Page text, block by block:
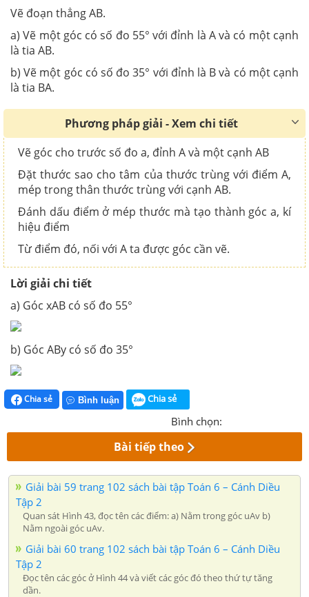
Vẽ đoạn thẳng AB.
a) Vẽ một góc có số đo 55° với đỉnh là A và có một cạnh
là tia AB.
b) Vẽ một góc có số đo 35° với đỉnh là B và có một cạnh
là tia BA.
Phương pháp giải - Xem chi tiết
Vẽ góc cho trước số đo a, đỉnh A và một cạnh AB
Đặt thước sao cho tâm của thước trùng với điểm A,
mép trong thân thước trùng với cạnh AB.
Đánh dấu điểm ở mép thước mà tạo thành góc a, kí
hiệu điểm
Từ điểm đó, nối với A ta được góc cần vẽ.
Lời giải chi tiết
a) Góc xAB có số đo 55°
b) Góc ABy có số đo 35°
Chia sẻ Bình luận Chia sẻ
Bình chọn:
Bài tiếp theo
Giải bài 59 trang 102 sách bài tập Toán 6 – Cánh Diều
Tập 2
Quan sát Hình 43, đọc tên các điểm: a) Nằm trong góc uAv b)
Nằm ngoài góc uAv.
Giải bài 60 trang 102 sách bài tập Toán 6 – Cánh Diều
Tập 2
Đọc tên các góc ở Hình 44 và viết các góc đó theo thứ tự tăng
dần.